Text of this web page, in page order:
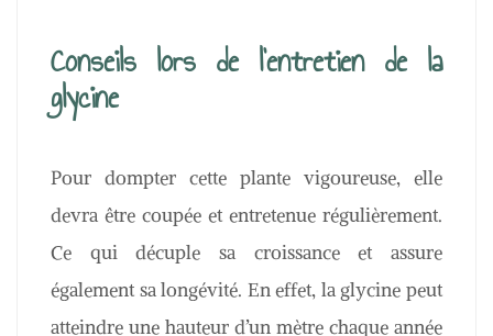
Conseils lors de l’entretien de la
glycine
Pour dompter cette plante vigoureuse, elle
devra être coupée et entretenue régulièrement.
Ce qui décuple sa croissance et assure
également sa longévité. En effet, la glycine peut
atteindre une hauteur d’un mètre chaque année